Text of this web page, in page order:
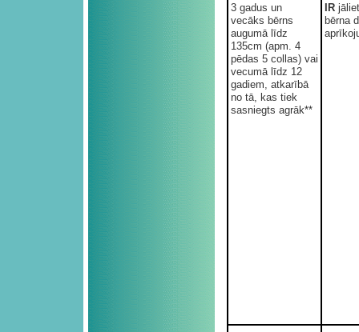
3 gadus un
vecāks bērns
augumā līdz
135cm (apm. 4
pēdas 5 collas) vai
vecumā līdz 12
gadiem, atkarībā
no tā, kas tiek
sasniegts agrāk**
IR
bērna